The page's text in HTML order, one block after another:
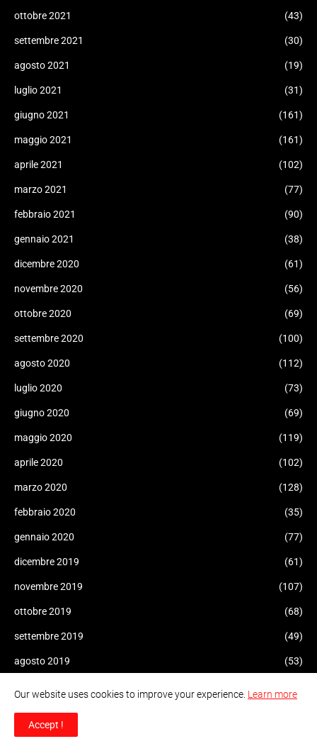
ottobre 2021 (43)
settembre 2021 (30)
agosto 2021 (19)
luglio 2021 (31)
giugno 2021 (161)
maggio 2021 (161)
aprile 2021 (102)
marzo 2021 (77)
febbraio 2021 (90)
gennaio 2021 (38)
dicembre 2020 (61)
novembre 2020 (56)
ottobre 2020 (69)
settembre 2020 (100)
agosto 2020 (112)
luglio 2020 (73)
giugno 2020 (69)
maggio 2020 (119)
aprile 2020 (102)
marzo 2020 (128)
febbraio 2020 (35)
gennaio 2020 (77)
dicembre 2019 (61)
novembre 2019 (107)
ottobre 2019 (68)
settembre 2019 (49)
agosto 2019 (53)
giugno 2019
maggio 2019
Our website uses cookies to improve your experience. Learn more
Accept !